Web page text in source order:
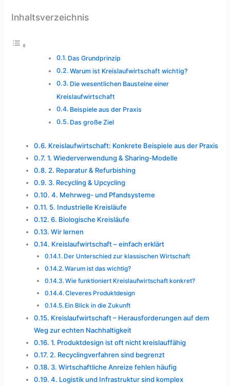
Inhaltsverzeichnis
Das Grundprinzip
Warum ist Kreislaufwirtschaft wichtig?
Die wesentlichen Bausteine einer
Kreislaufwirtschaft
Beispiele aus der Praxis
Das große Ziel
Kreislaufwirtschaft: Konkrete Beispiele aus der Praxis
1. Wiederverwendung & Sharing-Modelle
2. Reparatur & Refurbishing
3. Recycling & Upcycling
4. Mehrweg- und Pfandsysteme
5. Industrielle Kreisläufe
6. Biologische Kreisläufe
Wir lernen
Kreislaufwirtschaft – einfach erklärt
Der Unterschied zur klassischen Wirtschaft
Warum ist das wichtig?
Wie funktioniert Kreislaufwirtschaft konkret?
Cleveres Produktdesign
Ein Blick in die Zukunft
Kreislaufwirtschaft – Herausforderungen auf dem
Weg zur echten Nachhaltigkeit
1. Produktdesign ist oft nicht kreislauffähig
2. Recyclingverfahren sind begrenzt
3. Wirtschaftliche Anreize fehlen häufig
4. Logistik und Infrastruktur sind komplex